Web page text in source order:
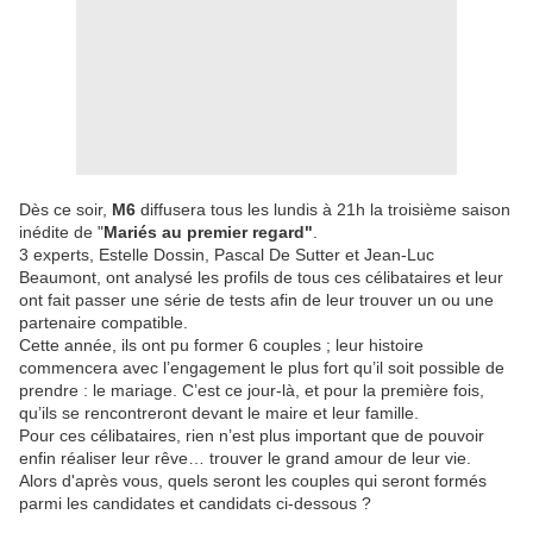
Dès ce soir, M6 diffusera tous les lundis à 21h la troisième saison
inédite de "Mariés au premier regard"
3 experts, Estelle Dossin, Pascal De Sutter et Jean-Luc
Beaumont, ont analysé les profils de tous ces célibataires et leur
ont fait passer une série de tests afin de leur trouver un ou une
partenaire compatible.
Cette année, ils ont pu former 6 couples ; leur histoire
commencera avec l’engagement le plus fort qu’il soit possible de
prendre : le mariage. C’est ce jour-là, et pour la première fois,
qu’ils se rencontreront devant le maire et leur famille.
Pour ces célibataires, rien n’est plus important que de pouvoir
enfin réaliser leur rêve… trouver le grand amour de leur vie.
Alors d'après vous, quels seront les couples qui seront formés
parmi les candidates et candidats ci-dessous ?